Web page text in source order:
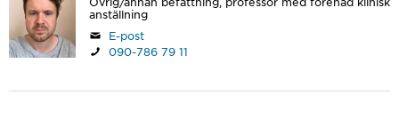
anställning
E-post
090-786 79 11